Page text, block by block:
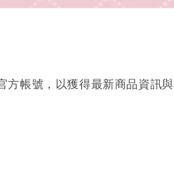
方帳號，以獲得最新商品資訊與